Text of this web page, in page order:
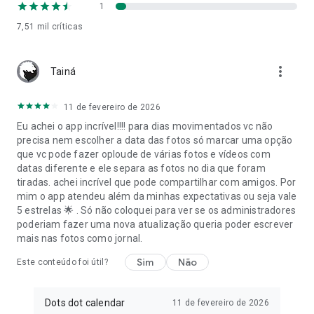
Existe para que as histórias importantes não desapareçam.
Com Dots pode:
- Partilhar recordações com família, parceiro, amigos ou
convidados
- Organizar a sua história por etapas e momentos
- Criar um Dotbook físico com as suas melhores recordações
- Criar um Dotbook digital em PDF
- Adicionar vídeos e mensagens de voz através de QR
- Reviver recordações através de fotos, vídeos, vozes e
mensagens
- Manter a sua história organizada, acessível e partilhada
As fotos lembram como era um momento.
Os vídeos levam-no de volta a ele.
E o Dotbook transforma a sua história em algo que pode
7,51 mil críticas
1
Tainá more_vert
11 de fevereiro de 2026
Eu achei o app incrível!!!! para dias movimentados vc não
precisa nem escolher a data das fotos só marcar uma opção
que vc pode fazer oploude de várias fotos e vídeos com
datas diferente e ele separa as fotos no dia que foram
tiradas. achei incrível que pode compartilhar com amigos. Por
mim o app atendeu além da minhas expectativas ou seja vale
5 estrelas 🌟 . Só não coloquei para ver se os administradores
poderiam fazer uma nova atualização queria poder escrever
mais nas fotos como jornal.
Este conteúdo foi útil? Sim Não
Dots dot calendar 11 de fevereiro de 2026